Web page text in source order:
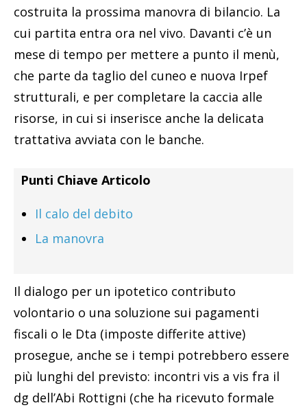
costruita la prossima manovra di bilancio. La
cui partita entra ora nel vivo. Davanti c’è un
mese di tempo per mettere a punto il menù,
che parte da taglio del cuneo e nuova Irpef
strutturali, e per completare la caccia alle
risorse, in cui si inserisce anche la delicata
trattativa avviata con le banche.
Punti Chiave Articolo
Il calo del debito
La manovra
Il dialogo per un ipotetico contributo
volontario o una soluzione sui pagamenti
fiscali o le Dta (imposte differite attive)
prosegue, anche se i tempi potrebbero essere
più lunghi del previsto: incontri vis a vis fra il
dg dell’Abi Rottigni (che ha ricevuto formale